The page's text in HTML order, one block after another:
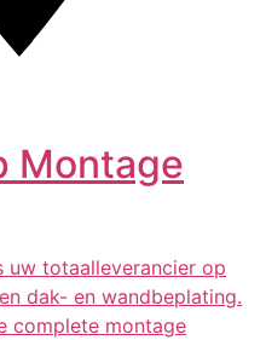
Montage
uw totaalleverancier op
dak- en wandbeplating.
complete montage